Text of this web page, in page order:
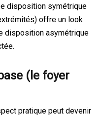
disposition symétrique
offre un look
disposition asymétrique
(le foyer
pratique peut devenir